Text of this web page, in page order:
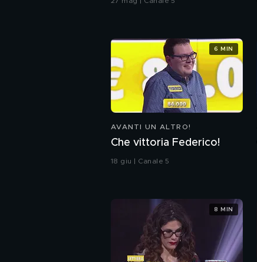
AVANTI UN ALTRO!
Che vittoria Federico!
18 giu | Canale 5
6 MIN
8 MIN